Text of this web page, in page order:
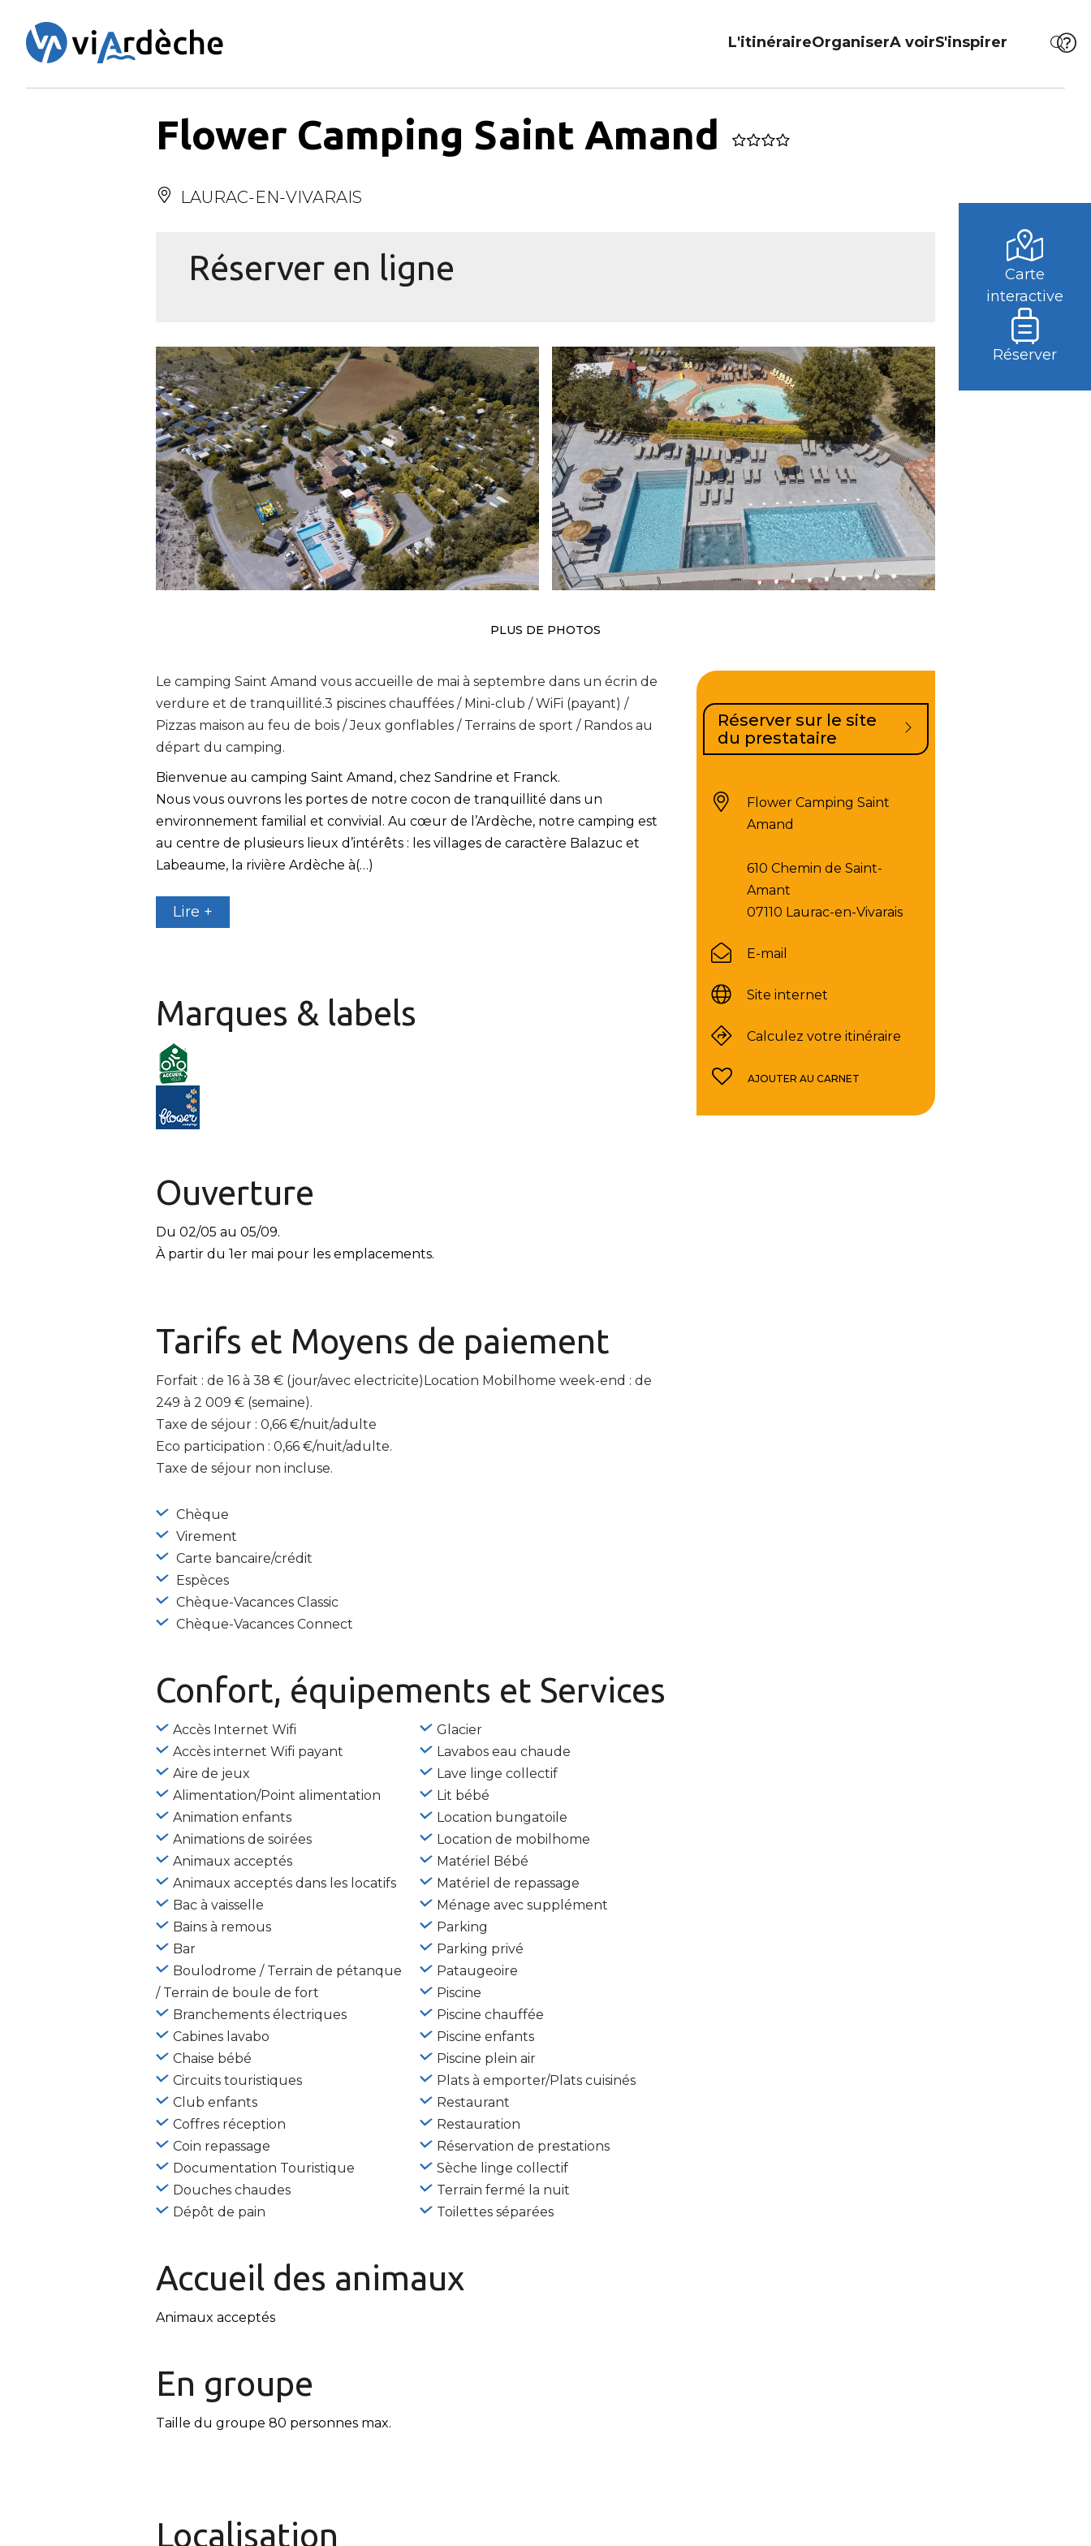
Carte
interactive
Réserver
L'itinéraireOrganiserA voirS'inspirer
Flower Camping Saint Amand
LAURAC-EN-VIVARAIS
Réserver en ligne
PLUS DE PHOTOS
Le camping Saint Amand vous accueille de mai à septembre dans un écrin de
verdure et de tranquillité.3 piscines chauffées / Mini-club / WiFi (payant) /
Pizzas maison au feu de bois / Jeux gonflables / Terrains de sport / Randos au
départ du camping.
Bienvenue au camping Saint Amand, chez Sandrine et Franck.
Nous vous ouvrons les portes de notre cocon de tranquillité dans un
environnement familial et convivial. Au cœur de l’Ardèche, notre camping est
au centre de plusieurs lieux d’intérêts : les villages de caractère Balazuc et
Labeaume, la rivière Ardèche à(…)
Lire +
Marques & labels
Ouverture
Du 02/05 au 05/09.
À partir du 1er mai pour les emplacements.
Tarifs et Moyens de paiement
Forfait : de 16 à 38 € (jour/avec electricite)Location Mobilhome week-end : de
249 à 2 009 € (semaine).
Taxe de séjour : 0,66 €/nuit/adulte
Eco participation : 0,66 €/nuit/adulte.
Taxe de séjour non incluse.
Chèque
Virement
Carte bancaire/crédit
Espèces
Chèque-Vacances Classic
Chèque-Vacances Connect
Confort, équipements et Services
Accès Internet Wifi
Accès internet Wifi payant
Aire de jeux
Alimentation/Point alimentation
Animation enfants
Animations de soirées
Animaux acceptés
Animaux acceptés dans les locatifs
Bac à vaisselle
Bains à remous
Bar
Boulodrome / Terrain de pétanque
/ Terrain de boule de fort
Branchements électriques
Cabines lavabo
Chaise bébé
Circuits touristiques
Club enfants
Coffres réception
Coin repassage
Documentation Touristique
Douches chaudes
Dépôt de pain
Glacier
Lavabos eau chaude
Lave linge collectif
Lit bébé
Location bungatoile
Location de mobilhome
Matériel Bébé
Matériel de repassage
Ménage avec supplément
Parking
Parking privé
Pataugeoire
Piscine
Piscine chauffée
Piscine enfants
Piscine plein air
Plats à emporter/Plats cuisinés
Restaurant
Restauration
Réservation de prestations
Sèche linge collectif
Terrain fermé la nuit
Toilettes séparées
Accueil des animaux
Animaux acceptés
En groupe
Taille du groupe 80 personnes max.
Localisation
Réserver sur le site
du prestataire
Flower Camping Saint
Amand
610 Chemin de Saint-
Amant
07110 Laurac-en-Vivarais
E-mail
Site internet
Calculez votre itinéraire
AJOUTER AU CARNET